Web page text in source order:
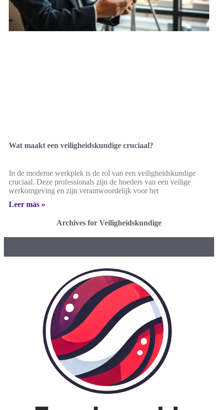
Wat maakt een veiligheidskundige cruciaal?
In de moderne werkplek is de rol van een veiligheidskundige
cruciaal. Deze professionals zijn de hoeders van een veilige
werkomgeving en zijn verantwoordelijk voor het
Leer más »
Archives for Veiligheidskundige